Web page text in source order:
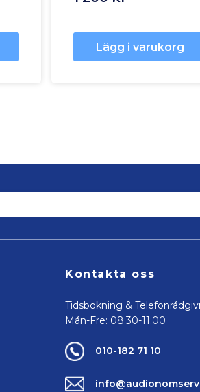
Lägg i varukorg
Kontakta oss
Tidsbokning &
Mån-Fre: 08:30-11:00
010-182 71 10